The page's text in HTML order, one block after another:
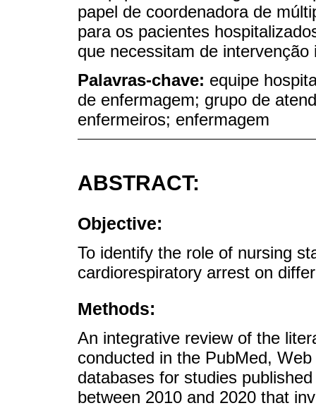
papel de coordenadora de
para os pacientes
que necessitam de intervenção
Palavras-chave: equipe
de enfermagem; grupo de
enfermeiros; enfermagem
ABSTRACT:
Objective:
To identify the role of nursing
cardiorespiratory arrest on
Methods:
An integrative review of the
conducted in the PubMed,
databases for studies
between 2010 and 2020 that